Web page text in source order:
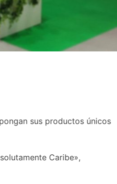
sus productos únicos
Caribe»,